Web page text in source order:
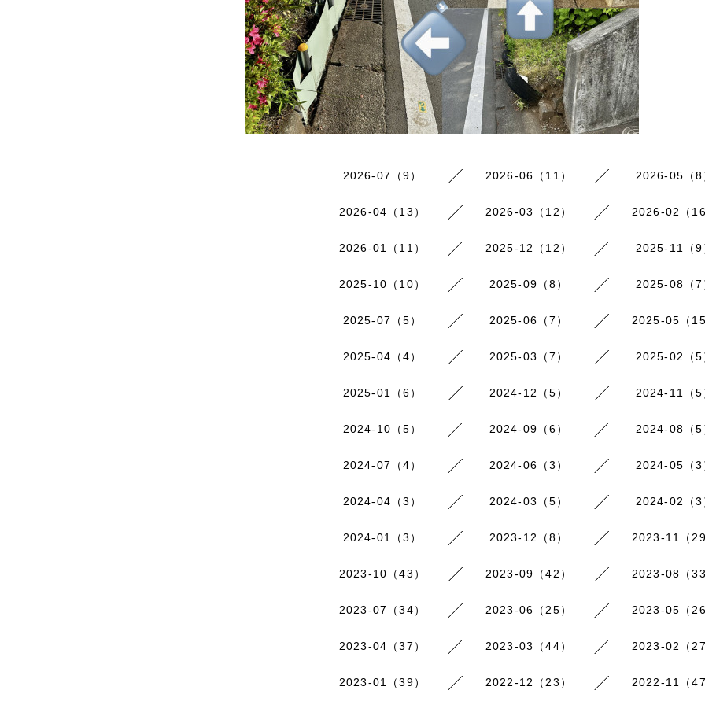
2026-07（9） 2026-06（11） 2026-05（8
2026-04（13） 2026-03（12） 2026-02（16
2026-01（11） 2025-12（12） 2025-11（9
2025-10（10） 2025-09（8） 2025-08（7
2025-07（5） 2025-06（7） 2025-05（15
2025-04（4） 2025-03（7） 2025-02（5
2025-01（6） 2024-12（5） 2024-11（5
2024-10（5） 2024-09（6） 2024-08（5
2024-07（4） 2024-06（3） 2024-05（3
2024-04（3） 2024-03（5） 2024-02（3
2024-01（3） 2023-12（8） 2023-11（29
2023-10（43） 2023-09（42） 2023-08（33
2023-07（34） 2023-06（25） 2023-05（26
2023-04（37） 2023-03（44） 2023-02（27
2023-01（39） 2022-12（23） 2022-11（47